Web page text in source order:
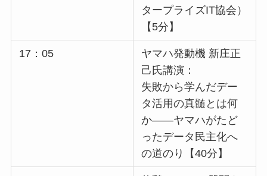
タープライズIT協会）
【5分】
17：05
ヤマハ発動機 新庄正
己氏講演：
失敗から学んだデー
タ活用の真髄とは何
か——ヤマハがたど
ったデータ民主化へ
の道のり【40分】